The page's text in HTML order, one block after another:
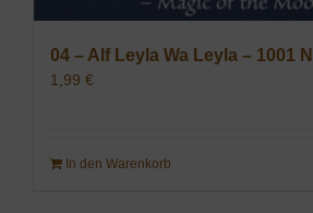
04 – Alf Leyla Wa Leyla – 1001
1,99 €
In den Warenkorb